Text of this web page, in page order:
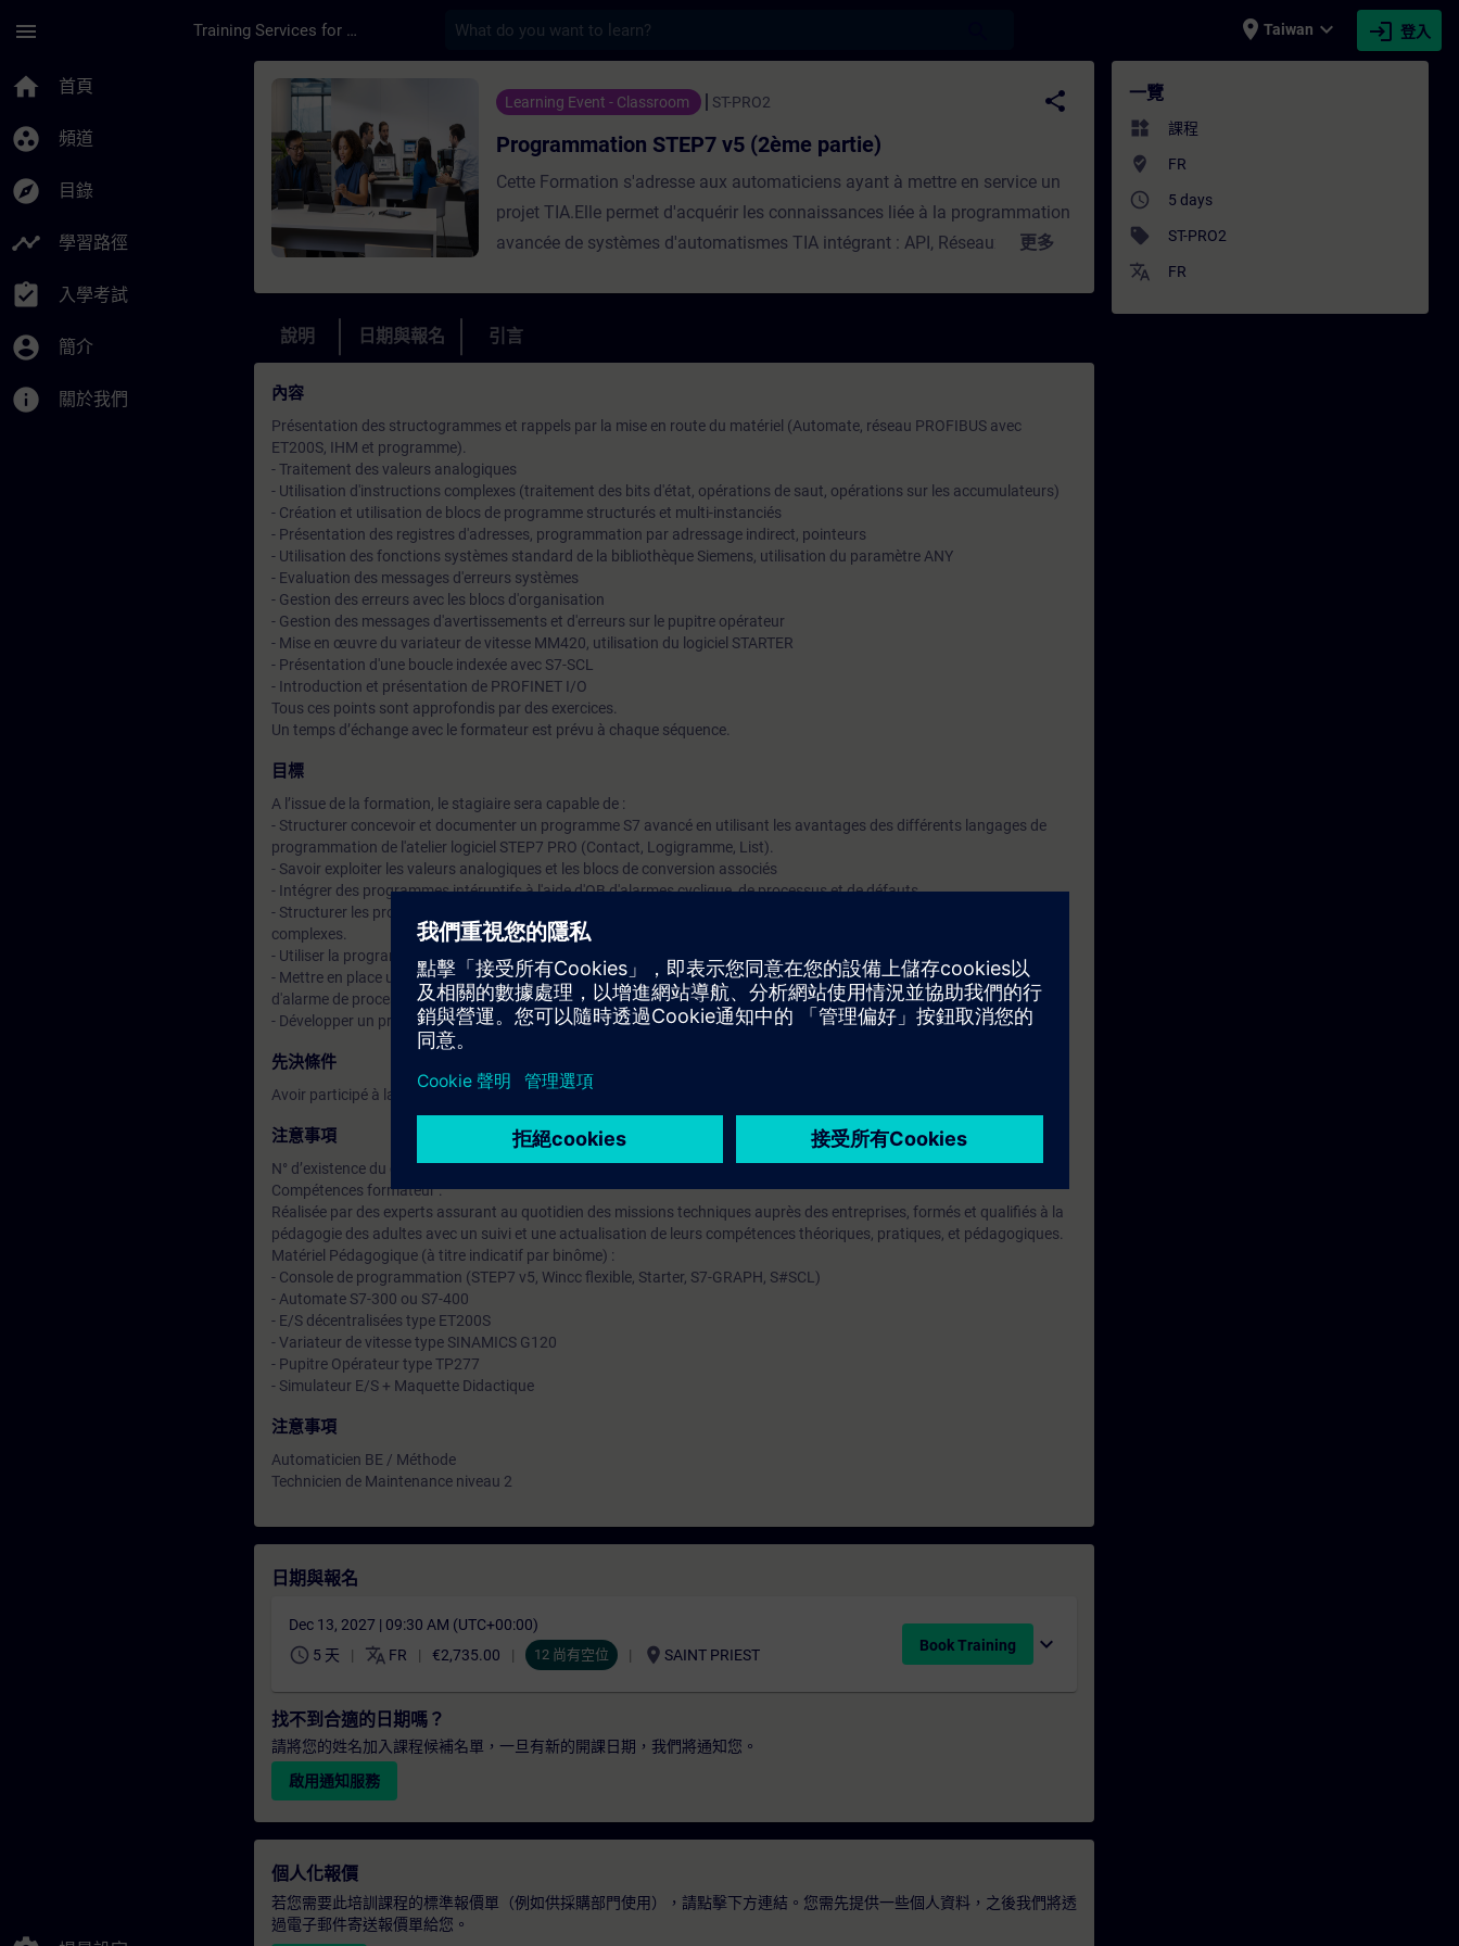
menu Training Services for Digital Industries place Taiwan expand_more login 登入
home 首頁
group_work 頻道
explore 目錄
timeline 學習路徑
assignment_turned_in 入學考試
account_circle 簡介
info 關於我們
課程 - Programmation STEP7 v5 (2ème partie) - 培訓 - 培訓 - 專業發展 | SITRAIN
Learning Event - Classroom ST-PRO2
share
Programmation STEP7 v5 (2ème partie)
Cette Formation s'adresse aux automaticiens ayant à mettre en service un
projet TIA.Elle permet d'acquérir les connaissances liée à la programmation
avancée de systèmes d'automatismes TIA intégrant : API, Réseaux
PratiqueParticipants max12Evaluation des acquisOuiEligible CPF
ⓘNonCertificationNonTest de prérequisConnaissances programmation
更多
說明 日期與報名 引言
內容
Présentation des structogrammes et rappels par la mise en route du matériel (Automate, réseau PROFIBUS avec
ET200S, IHM et programme).
- Traitement des valeurs analogiques
- Utilisation d'instructions complexes (traitement des bits d'état, opérations de saut, opérations sur les accumulateurs)
- Création et utilisation de blocs de programme structurés et multi-instanciés
- Présentation des registres d'adresses, programmation par adressage indirect, pointeurs
- Utilisation des fonctions systèmes standard de la bibliothèque Siemens, utilisation du paramètre ANY
- Evaluation des messages d'erreurs systèmes
- Gestion des erreurs avec les blocs d'organisation
- Gestion des messages d'avertissements et d'erreurs sur le pupitre opérateur
- Mise en œuvre du variateur de vitesse MM420, utilisation du logiciel STARTER
- Présentation d'une boucle indexée avec S7-SCL
- Introduction et présentation de PROFINET I/O
Tous ces points sont approfondis par des exercices.
Un temps d’échange avec le formateur est prévu à chaque séquence.
目標
A l’issue de la formation, le stagiaire sera capable de :
- Structurer concevoir et documenter un programme S7 avancé en utilisant les avantages des différents langages de
programmation de l'atelier logiciel STEP7 PRO (Contact, Logigramme, List).
- Savoir exploiter les valeurs analogiques et les blocs de conversion associés
- Intégrer des programmes intéruptifs à l'aide d'OB d'alarmes cyclique, de processus et de défauts.
- Structurer les programmes et les zones mémoire à l'aide de la multi-instanciation et l'utilisation de paramètres
complexes.
- Utiliser la programmation par adressage indirect et indexé
- Mettre en place une gestion d'erreur matérielle d'un système automatisé TIA, ainsi que la remontée de messages
d'alarme de process.
- Développer un programme simple pour la communication entre une CPU S7 et un Micromaster.
先決條件
Avoir participé à la formation ST-PRO1 ou avoir un niveau équivalent est indispensable pour atteindre les objectifs.
注意事項
N° d’existence du centre de formation SITRAIN : 11 93 00 205 93
Compétences formateur :
Réalisée par des experts assurant au quotidien des missions techniques auprès des entreprises, formés et qualifiés à la
pédagogie des adultes avec un suivi et une actualisation de leurs compétences théoriques, pratiques, et pédagogiques.
Matériel Pédagogique (à titre indicatif par binôme) :
- Console de programmation (STEP7 v5, Wincc flexible, Starter, S7-GRAPH, S#SCL)
- Automate S7-300 ou S7-400
- E/S décentralisées type ET200S
- Variateur de vitesse type SINAMICS G120
- Pupitre Opérateur type TP277
- Simulateur E/S + Maquette Didactique
注意事項
Automaticien BE / Méthode
Technicien de Maintenance niveau 2
日期與報名
Dec 13, 2027 | 09:30 AM (UTC+00:00)
schedule 5 天 translate FR €2,735.00 12 尚有空位 location_on SAINT PRIEST
Book Training expand_more
找不到合適的日期嗎？
請將您的姓名加入課程候補名單，一旦有新的開課日期，我們將通知您。
啟用通知服務
個人化報價
若您需要此培訓課程的標準報價單（例如供採購部門使用），請點擊下方連結。您需先提供一些個人資料，之後我們將透
過電子郵件寄送報價單給您。
一覽
widgets 課程
where_to_vote FR
access_time 5 days
sell ST-PRO2
translate FR